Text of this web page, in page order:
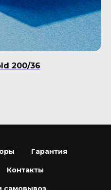
200/36
Гарантия
Контакты